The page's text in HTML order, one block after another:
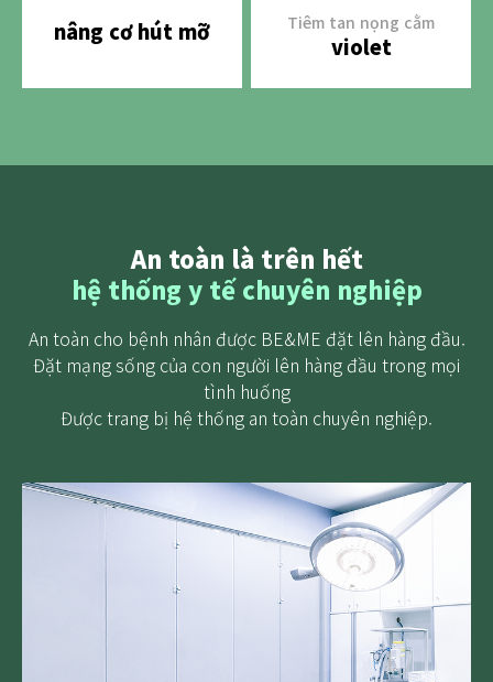
nâng cơ hút mỡ Tiêm tan nọng cằm
violet
An toàn là trên hết
hệ thống y tế chuyên nghiệp
An toàn cho bệnh nhân được BE&ME đặt lên hàng đầu.
Đặt mạng sống của con người lên hàng đầu trong mọi
tình huống
Được trang bị hệ thống an toàn chuyên nghiệp.